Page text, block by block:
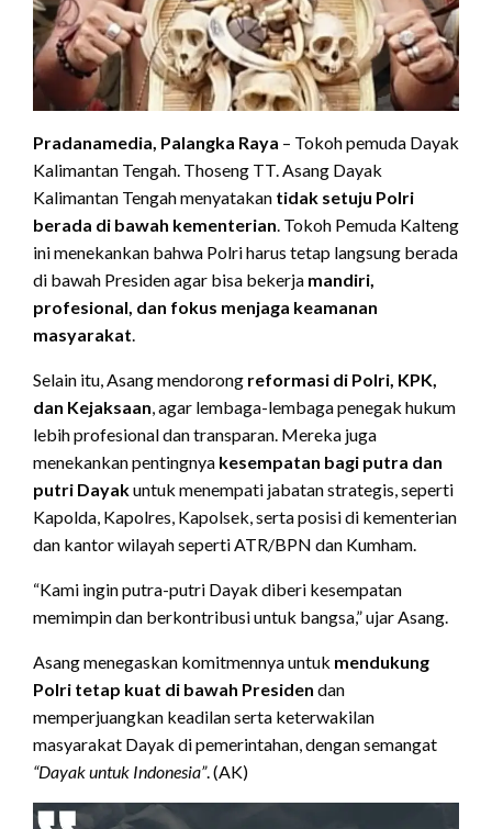
Pradanamedia, Palangka Raya – Tokoh pemuda Dayak
Kalimantan Tengah. Thoseng TT. Asang Dayak
Kalimantan Tengah menyatakan tidak setuju Polri
berada di bawah kementerian. Tokoh Pemuda Kalteng
ini menekankan bahwa Polri harus tetap langsung berada
di bawah Presiden agar bisa bekerja mandiri,
profesional, dan fokus menjaga keamanan
masyarakat.
Selain itu, Asang mendorong reformasi di Polri, KPK,
dan Kejaksaan, agar lembaga-lembaga penegak hukum
lebih profesional dan transparan. Mereka juga
menekankan pentingnya kesempatan bagi putra dan
putri Dayakuntuk menempati jabatan strategis, seperti
Kapolda, Kapolres, Kapolsek, serta posisi di kementerian
dan kantor wilayah seperti ATR/BPN dan Kumham.
“Kami ingin putra-putri Dayak diberi kesempatan
memimpin dan berkontribusi untuk bangsa,” ujar Asang.
Asang menegaskan komitmennya untuk mendukung
Polri tetap kuat di bawah Presiden dan
memperjuangkan keadilan serta keterwakilan
masyarakat Dayak di pemerintahan, dengan semangat
“Dayak untuk Indonesia”. (AK)